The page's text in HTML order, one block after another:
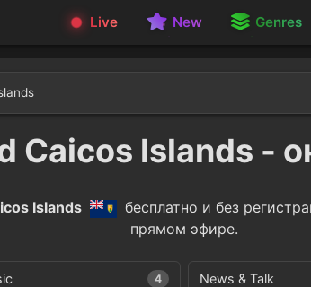
Live New Genres
Caicos Islands -
Islands бесплатно и без
прямом эфире.
4 News & Talk